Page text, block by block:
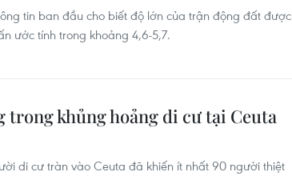
tin ban đầu cho biết độ lớn của trận động đất được
ước tính trong khoảng 4,6-5,7.
khủng hoảng di cư tại Ceuta
di cư tràn vào Ceuta đã khiến ít nhất 90 người thiệt